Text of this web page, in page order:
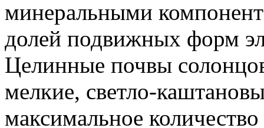
минеральными
долей подвижных форм
Целинные почвы
мелкие, светло-
максимальное